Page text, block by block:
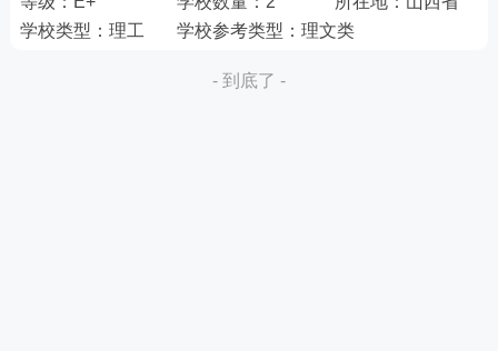
学校类型： 理工 学校参考类型：理文类
- 到底了 -